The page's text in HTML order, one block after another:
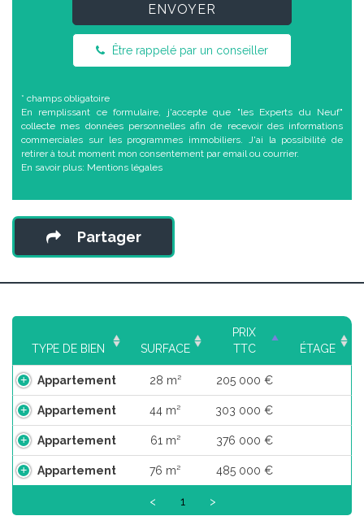
ENVOYER
Être rappelé par un conseiller
* champs obligatoire
En remplissant ce formulaire, j'accepte que "les Experts du Neuf"
collecte mes données personnelles afin de recevoir des informations
commerciales sur les programmes immobiliers. J'ai la possibilité de
retirer à tout moment mon consentement par email ou courrier.
En savoir plus: Mentions légales
Partager
TYPE DE BIEN SURFACE
PRIX
TTC
ÉTAGE
Appartement 28 m² 205 000 €
Appartement 44 m² 303 000 €
Appartement 61 m² 376 000 €
Appartement 76 m² 485 000 €
< 1 >